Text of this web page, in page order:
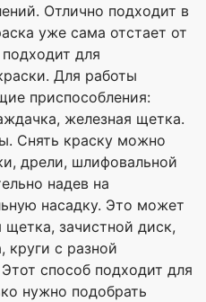
Отлично подходит в
уже сама отстает от
для
Для работы
приспособления:
железная щетка.
Снять краску можно
дрели, шлифовальной
надев на
насадку. Это может
зачистной диск,
круги с разной
способ подходит для
нужно подобрать